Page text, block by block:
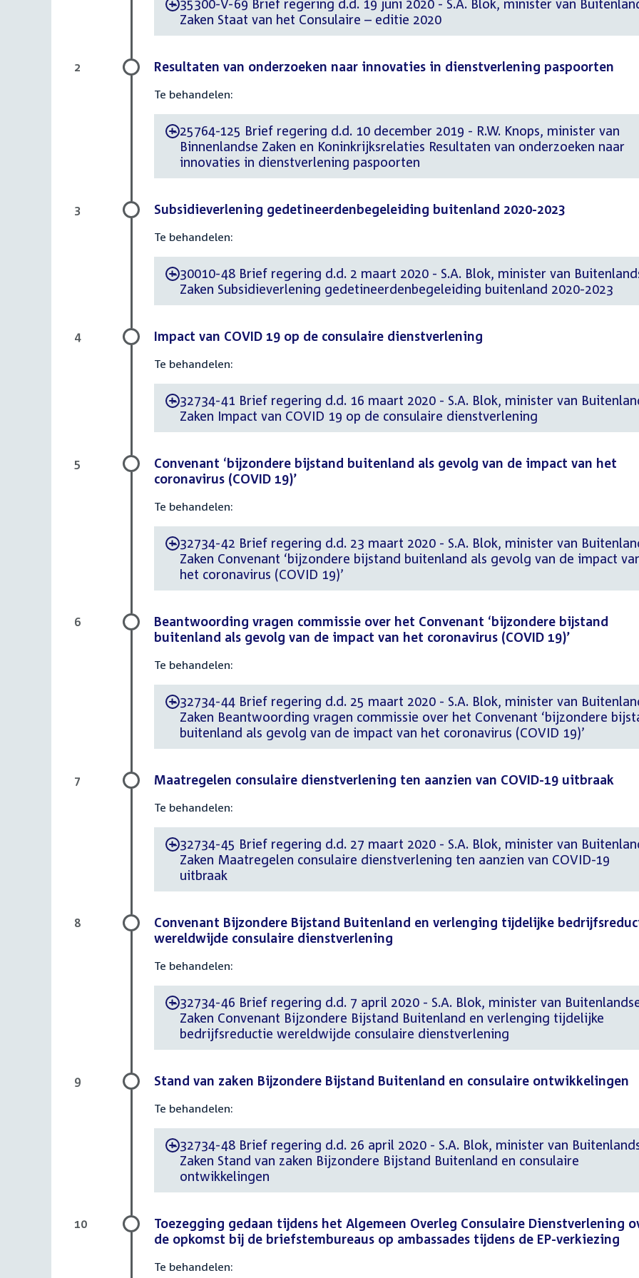
-35300-V-69 Brief regering d.d. 19 juni 2020 - S.A. Blok, minister van
Zaken Staat van het Consulaire – editie 2020
Resultaten van onderzoeken naar innovaties in dienstverlening paspoorten
Te behandelen:
-25764-125 Brief regering d.d. 10 december 2019 - R.W. Knops, minister van
Binnenlandse Zaken en Koninkrijksrelaties Resultaten van onderzoeken naar
innovaties in dienstverlening paspoorten
2
Subsidieverlening gedetineerdenbegeleiding buitenland 2020-2023
Te behandelen:
-30010-48 Brief regering d.d. 2 maart 2020 - S.A. Blok, minister van
Zaken Subsidieverlening gedetineerdenbegeleiding buitenland 2020-2023
3
Impact van COVID 19 op de consulaire dienstverlening
Te behandelen:
-32734-41 Brief regering d.d. 16 maart 2020 - S.A. Blok, minister van
Zaken Impact van COVID 19 op de consulaire dienstverlening
4
Convenant ‘bijzondere bijstand buitenland als gevolg van de impact van het
coronavirus (COVID 19)’
Te behandelen:
-32734-42 Brief regering d.d. 23 maart 2020 - S.A. Blok, minister van
Zaken Convenant ‘bijzondere bijstand buitenland als gevolg van de impact
het coronavirus (COVID 19)’
5
Beantwoording vragen commissie over het Convenant ‘bijzondere bijstand
buitenland als gevolg van de impact van het coronavirus (COVID 19)’
Te behandelen:
-32734-44 Brief regering d.d. 25 maart 2020 - S.A. Blok, minister van
Zaken Beantwoording vragen commissie over het Convenant ‘bijzondere
buitenland als gevolg van de impact van het coronavirus (COVID 19)’
6
Maatregelen consulaire dienstverlening ten aanzien van COVID-19 uitbraak
Te behandelen:
-32734-45 Brief regering d.d. 27 maart 2020 - S.A. Blok, minister van
Zaken Maatregelen consulaire dienstverlening ten aanzien van COVID-19
uitbraak
7
Convenant Bijzondere Bijstand Buitenland en verlenging tijdelijke
wereldwijde consulaire dienstverlening
Te behandelen:
-32734-46 Brief regering d.d. 7 april 2020 - S.A. Blok, minister van
Zaken Convenant Bijzondere Bijstand Buitenland en verlenging tijdelijke
bedrijfsreductie wereldwijde consulaire dienstverlening
8
Stand van zaken Bijzondere Bijstand Buitenland en consulaire ontwikkelingen
Te behandelen:
-32734-48 Brief regering d.d. 26 april 2020 - S.A. Blok, minister van
Zaken Stand van zaken Bijzondere Bijstand Buitenland en consulaire
ontwikkelingen
9
Toezegging gedaan tijdens het Algemeen Overleg Consulaire Dienstverlening
de opkomst bij de briefstembureaus op ambassades tijdens de EP-verkiezing
Te behandelen:
10